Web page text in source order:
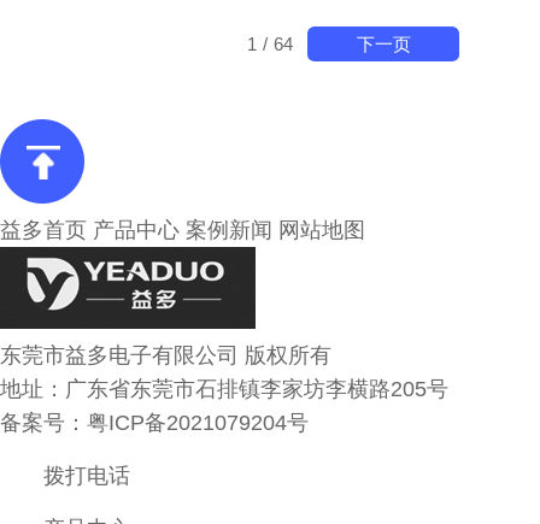
1 / 64 下一页
益多首页 产品中心 案例新闻 网站地图
东莞市益多电子有限公司 版权所有
地址：广东省东莞市石排镇李家坊李横路205号
备案号： 粤ICP备2021079204号
拨打电话